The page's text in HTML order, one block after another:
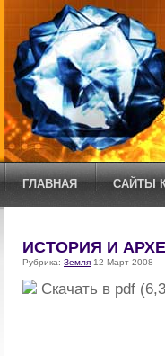
ГЛАВНАЯ САЙТЫ
ИСТОРИЯ И
Рубрика: Земля 12 Март 2008
Скачать в pdf